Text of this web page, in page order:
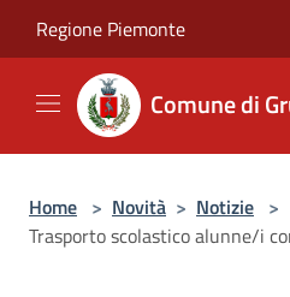
Regione Piemonte
Comune di
Home > Novità > Notizie >
Trasporto scolastico alunne/i